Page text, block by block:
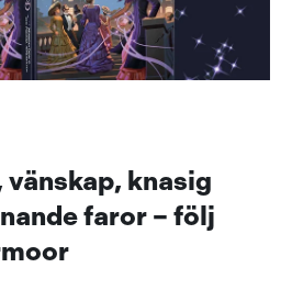
knasig
faror – följ